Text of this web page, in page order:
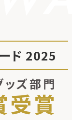
ド 2025
ッズ部門
受賞